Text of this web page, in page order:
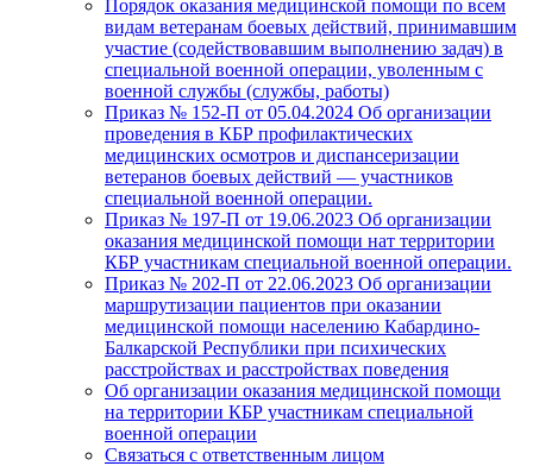
Порядок оказания медицинской помощи по всем
видам ветеранам боевых действий, принимавшим
участие (содействовавшим выполнению задач) в
специальной военной операции, уволенным с
военной службы (службы, работы)
Приказ № 152-П от 05.04.2024 Об организации
проведения в КБР профилактических
медицинских осмотров и диспансеризации
ветеранов боевых действий — участников
специальной военной операции.
Приказ № 197-П от 19.06.2023 Об организации
оказания медицинской помощи нат территории
КБР участникам специальной военной операции.
Приказ № 202-П от 22.06.2023 Об организации
маршрутизации пациентов при оказании
медицинской помощи населению Кабардино-
Балкарской Республики при психических
расстройствах и расстройствах поведения
Об организации оказания медицинской помощи
на территории КБР участникам специальной
военной операции
Связаться с ответственным лицом